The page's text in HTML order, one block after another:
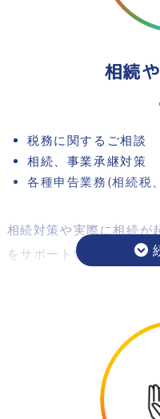
相続
税務に関するご相談
相続、事業承継対策
各種申告業務(相続税
相続対策や実際に相続が
をサポートいたします。